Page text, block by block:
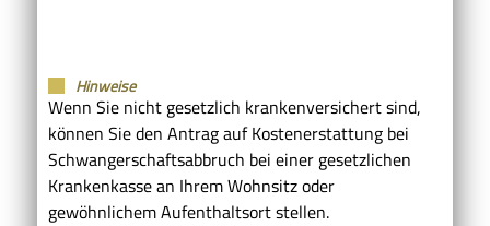
Hinweise
Wenn Sie nicht gesetzlich krankenversichert sind,
können Sie den Antrag auf Kostenerstattung bei
Schwangerschaftsabbruch bei einer gesetzlichen
Krankenkasse an Ihrem Wohnsitz oder
gewöhnlichem Aufenthaltsort stellen.